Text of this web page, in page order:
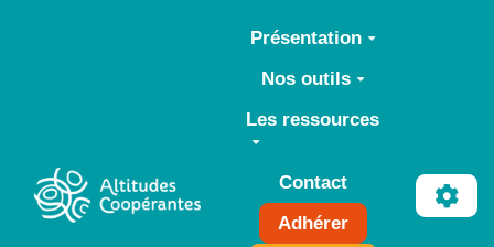
Aller au contenu principal
Présentation
Nos outils
Les ressources
Contact
Adhérer